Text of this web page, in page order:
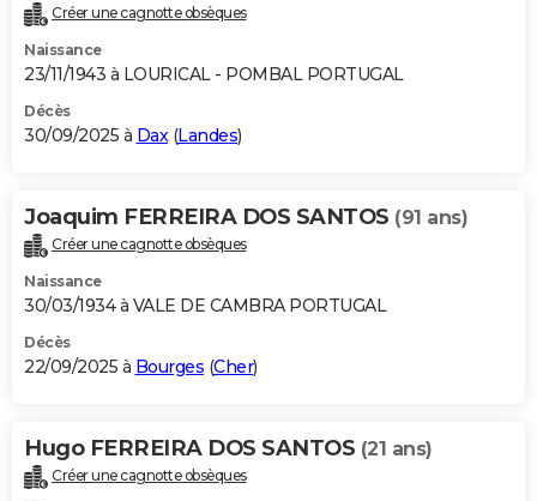
Créer une cagnotte obsèques
Naissance
23/11/1943 à LOURICAL - POMBAL PORTUGAL
Décès
30/09/2025 à Dax(Landes)
Joaquim FERREIRA DOS SANTOS (91 ans)
Créer une cagnotte obsèques
Naissance
30/03/1934 à VALE DE CAMBRA PORTUGAL
Décès
22/09/2025 à Bourges (Cher)
Hugo FERREIRA DOS SANTOS (21 ans)
Créer une cagnotte obsèques